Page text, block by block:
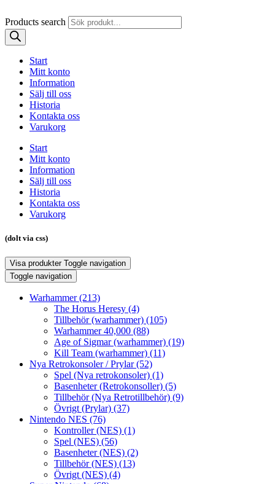
Products search
Start
Mitt konto
Information
Sälj till oss
Historia
Kontakta oss
Varukorg
Start
Mitt konto
Information
Sälj till oss
Historia
Kontakta oss
Varukorg
(dolt via css)
Visa produkter Toggle navigation
Toggle navigation
Warhammer(213)
The Horus Heresy (4)
Tillbehör (warhammer) (105)
Warhammer 40,000 (88)
Age of Sigmar (warhammer) (19)
Kill Team (warhammer) (11)
Nya Retrokonsoler / Prylar(52)
Spel (Nya retrokonsoler) (1)
Basenheter (Retrokonsoller) (5)
Tillbehör (Nya Retrotillbehör) (9)
Övrigt (Prylar) (37)
Nintendo NES (76)
Kontroller (NES) (1)
Spel (NES) (56)
Basenheter (NES) (2)
Tillbehör (NES) (13)
Övrigt (NES) (4)